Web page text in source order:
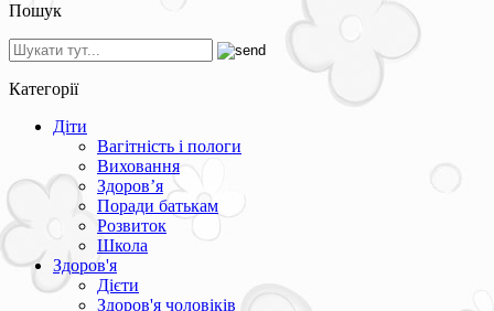
Пошук
Категорії
Діти
Вагітність і пологи
Виховання
Здоров’я
Поради батькам
Розвиток
Школа
Здоров'я
Дієти
Здоров'я чоловіків